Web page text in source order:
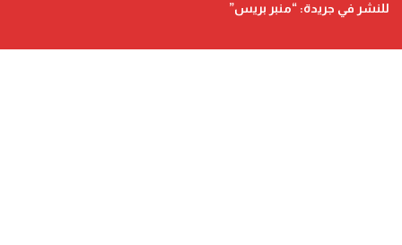
للنشر في جريدة: “منبر بريس”